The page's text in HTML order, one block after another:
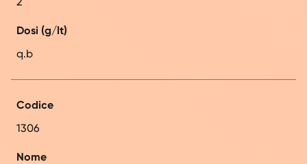
Dosi (g/lt)
q.b
Codice
1306
Nome